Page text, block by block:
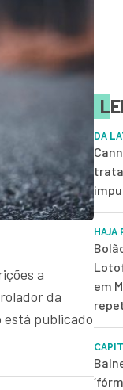
a
da
está publicado
DA
HAJA
em